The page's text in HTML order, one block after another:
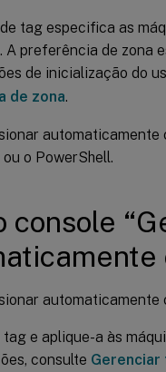
tag especifica as
A preferência de zona
de inicialização do
de zona.
automaticamente
ou o PowerShell.
console
tag e aplique-a às
consulte